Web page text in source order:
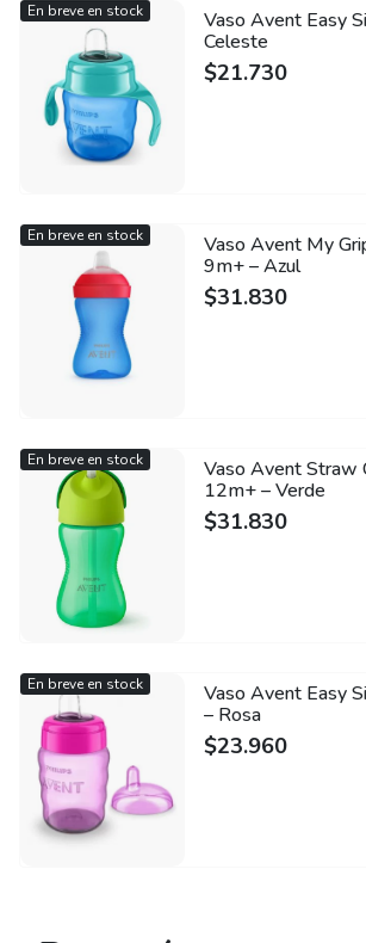
Vaso Avent Easy
Celeste
$21.730
En breve en stock
Vaso Avent My
9m+ – Azul
$31.830
En breve en stock
Vaso Avent Straw
12m+ – Verde
$31.830
En breve en stock
Vaso Avent Easy
– Rosa
$23.960
En breve en stock